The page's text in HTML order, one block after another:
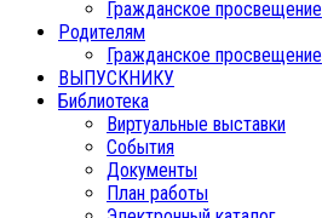
Гражданское просвещение
Родителям
Гражданское просвещение
ВЫПУСКНИКУ
Библиотека
Виртуальные выставки
События
Документы
План работы